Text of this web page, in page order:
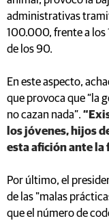
administrativas
100.000, frente a los
de los 90.
En este aspecto,
que provoca que “la
no cazan nada”.
los jóvenes, hijos
esta afición ante
Por último, el
de las "malas
que el número de